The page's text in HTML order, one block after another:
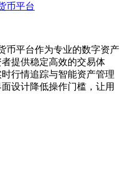
币平台
币平台作为专业的数字资产
提供稳定高效的交易体
行情追踪与智能资产管理
设计降低操作门槛，让用